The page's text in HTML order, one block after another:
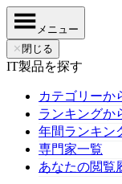
メニュー
✕ 閉じる
IT製品を探す
カテゴリーか
ランキングか
年間ランキン
専門家一覧
あなたの閲覧